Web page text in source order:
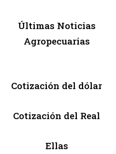
Últimas Noticias
Agropecuarias
Cotización del dólar
Cotización del Real
Ellas